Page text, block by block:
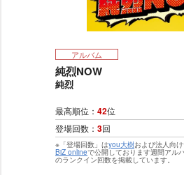
アルバム
純烈NOW
純烈
最高順位： 42位
登場回数： 3回
※「登場回数」はyou大樹および法人向
BiZ onlineで公開しております週間アル
のランクイン回数を掲載しています。